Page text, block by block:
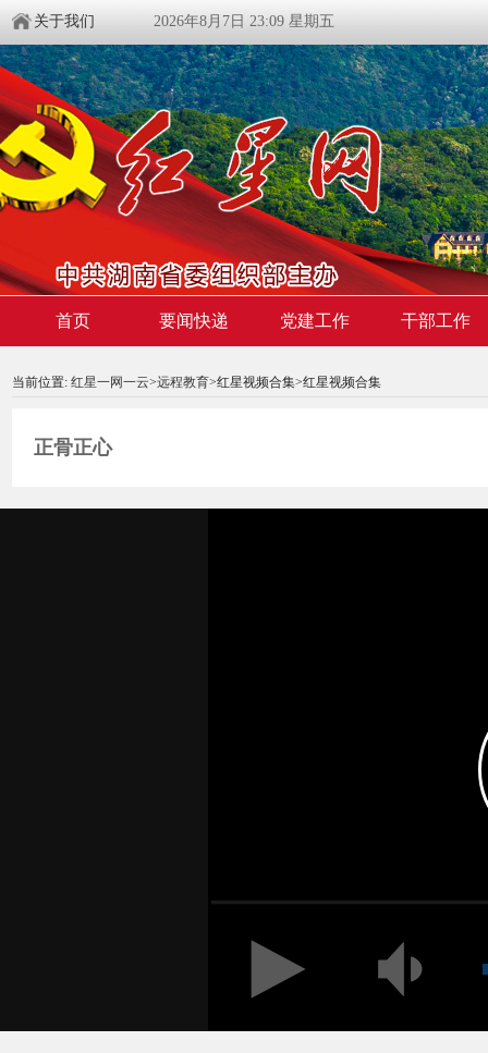
关于我们 2026年8月7日 23:09 星期五
首页 要闻快递 党建工作 干部工作
当前位置: 红星一网一云>远程教育>红星视频合集>红星视频合集
正骨正心
00:00:00 / 00:00